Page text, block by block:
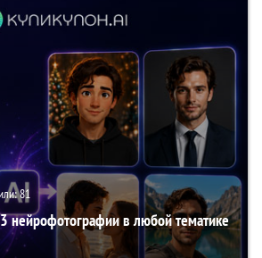
81
нейрофотографии в любой тематике